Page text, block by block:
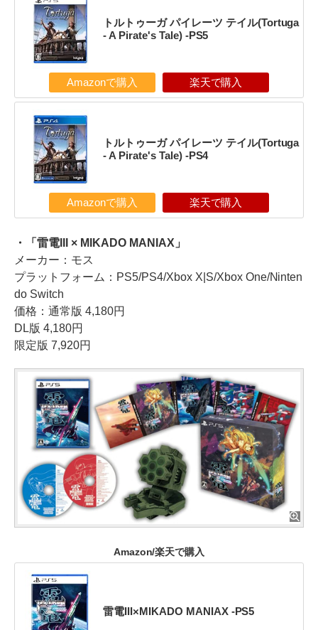
トルトゥーガ パイレーツ テイル(Tortuga
- A Pirate's Tale) -PS5
Amazonで購入 楽天で購入
トルトゥーガ パイレーツ テイル(Tortuga
- A Pirate's Tale) -PS4
Amazonで購入 楽天で購入
・「雷電III × MIKADO MANIAX」
メーカー：モス
プラットフォーム：PS5/PS4/Xbox X|S/Xbox One/Ninten
do Switch
価格：通常版 4,180円
DL版 4,180円
限定版 7,920円
Amazon/楽天で購入
雷電III×MIKADO MANIAX -PS5